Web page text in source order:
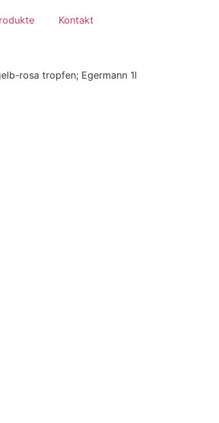
Kontakt
rosa tropfen; Egermann 1l